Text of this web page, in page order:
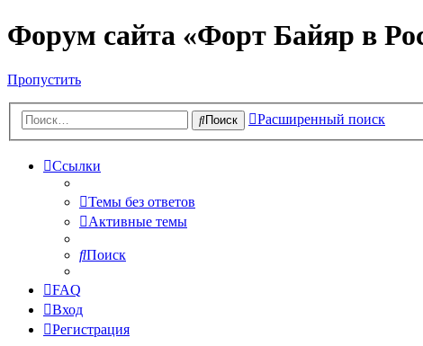
Форум сайта «Форт Байяр в
Пропустить
Поиск Расширенный поиск
Ссылки
Темы без ответов
Активные темы
Поиск
FAQ
Вход
Регистрация